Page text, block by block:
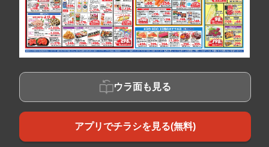
ウラ面も見る
アプリでチラシを見る(無料)